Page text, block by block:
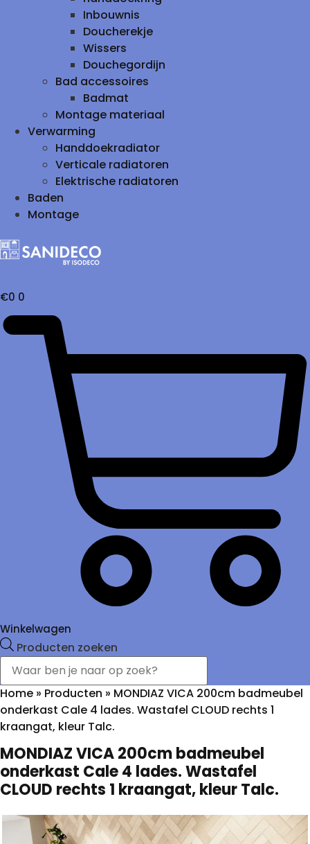
Inbouwnis
Doucherekje
Wissers
Douchegordijn
Bad accessoires
Badmat
Montage materiaal
Verwarming
Handdoekradiator
Verticale radiatoren
Elektrische radiatoren
Baden
Montage
€0 0
Winkelwagen
Producten zoeken
Home » Producten » MONDIAZ VICA 200cm badmeubel
onderkast Cale 4 lades. Wastafel CLOUD rechts 1
kraangat, kleur Talc.
MONDIAZ VICA 200cm badmeubel
onderkast Cale 4 lades. Wastafel
CLOUD rechts 1 kraangat, kleur Talc.